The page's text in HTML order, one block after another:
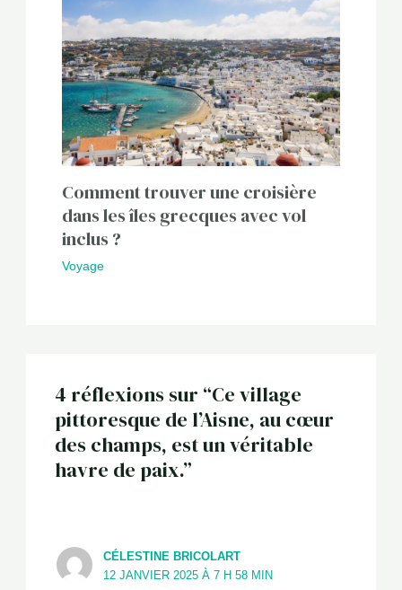
Comment trouver une croisière
dans les îles grecques avec vol
inclus ?
Voyage
4 réflexions sur “Ce village
pittoresque de l’Aisne, au cœur
des champs, est un véritable
havre de paix.”
CÉLESTINE BRICOLART
12 JANVIER 2025 À 7 H 58 MIN